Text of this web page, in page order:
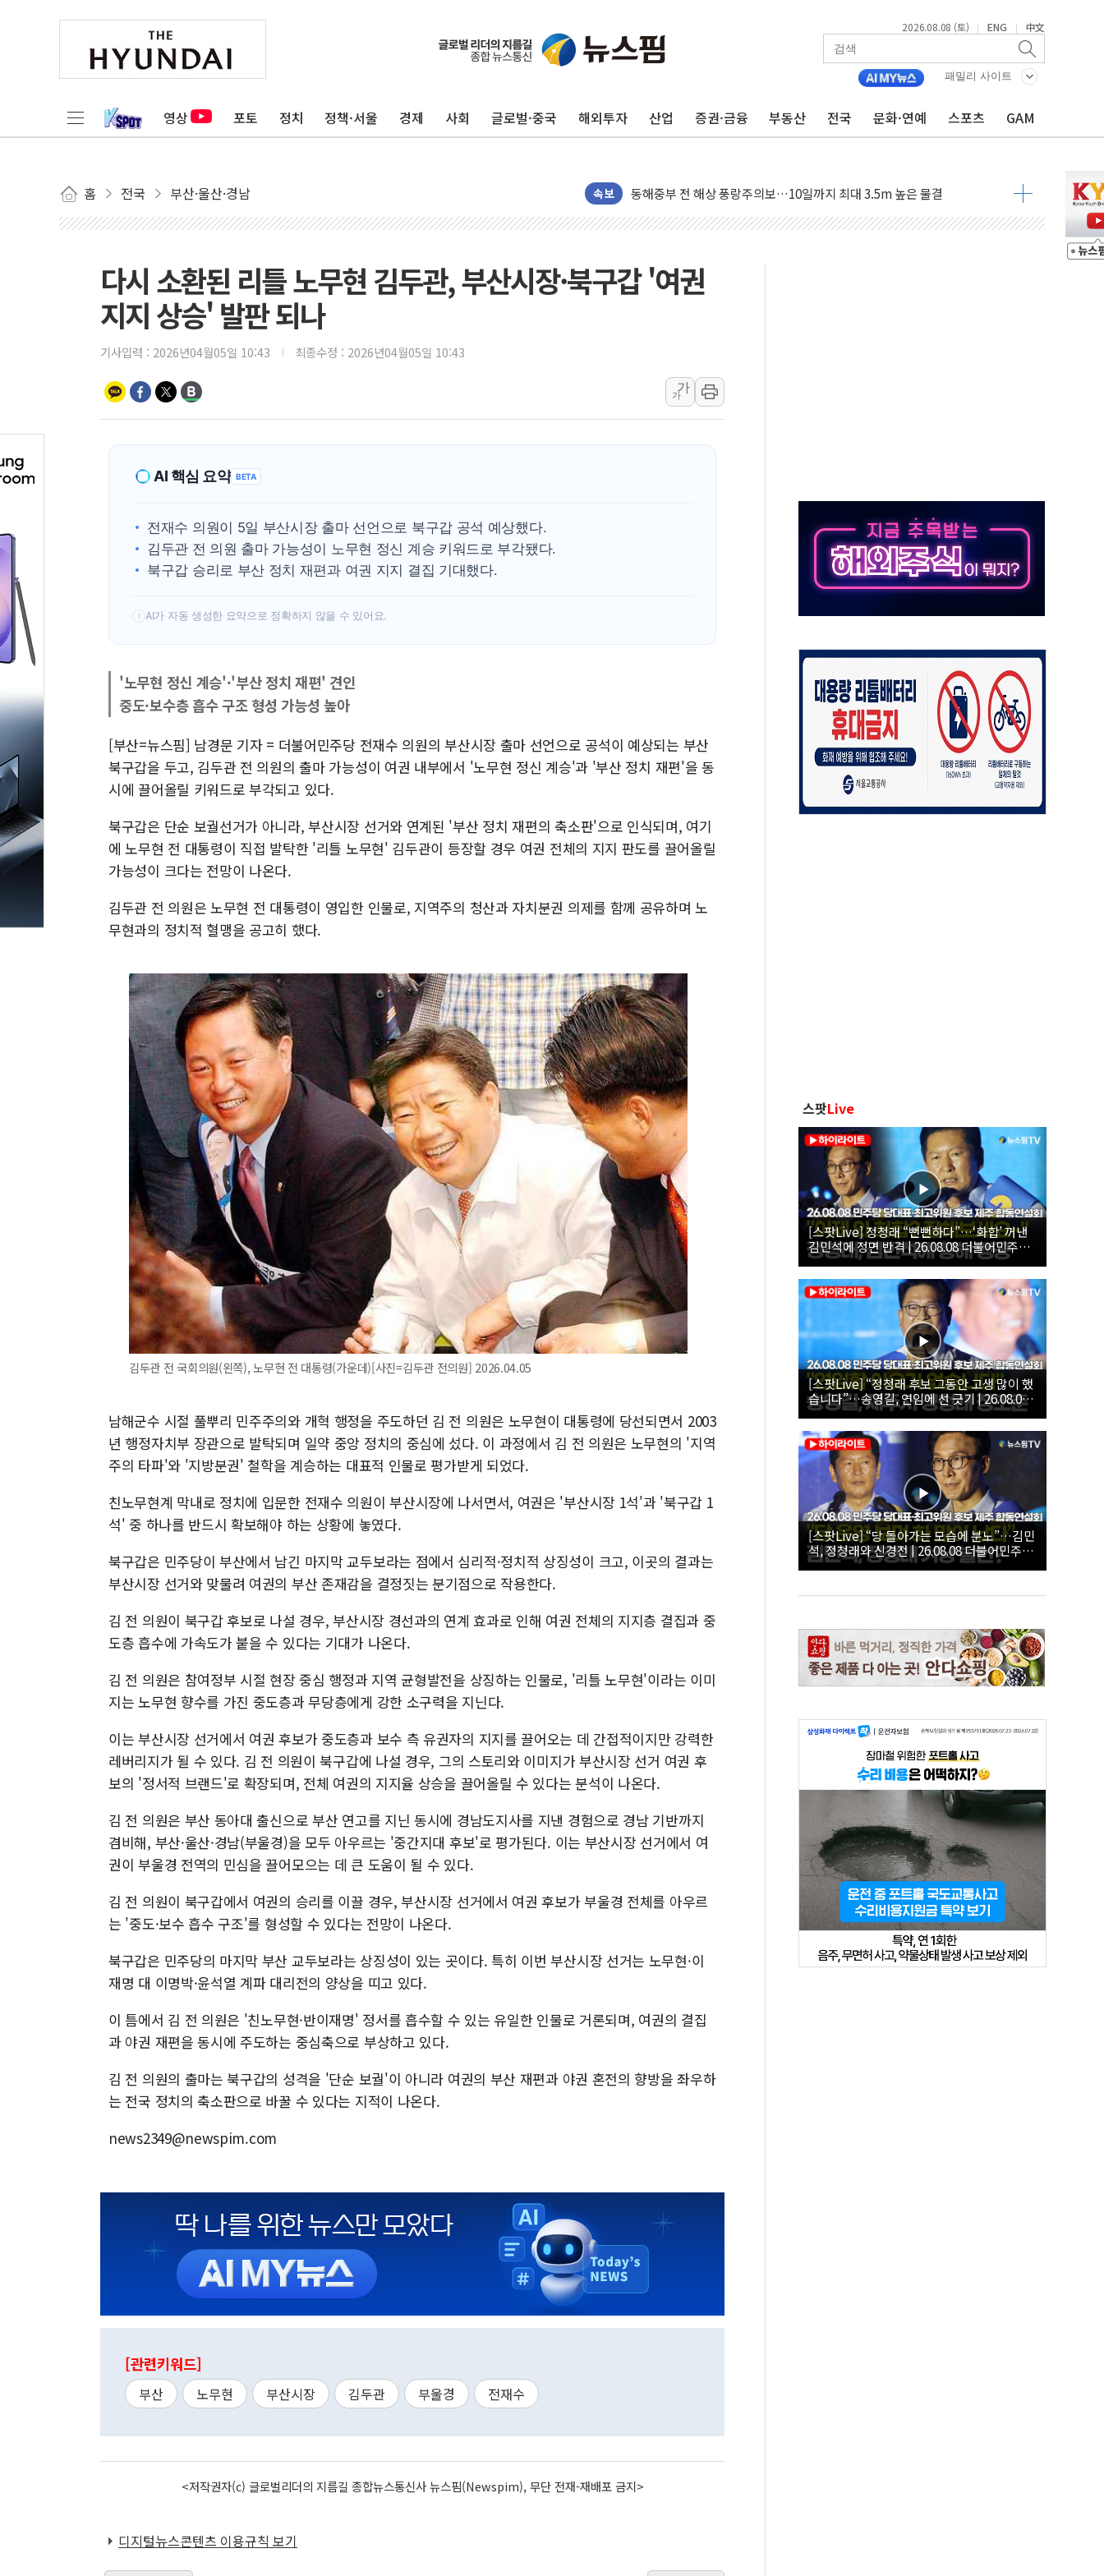
2026.08.08 (토) | ENG | 中文
패밀리 사이트
영상 포토 정치 정책·서울 경제 사회 글로벌·중국 해외투자 산업 증권·금융 부동산 전국 문화·연예 스포츠 GAM
홈 전국 부산·울산·경남 속보
'화합' 꺼낸 김민석에 '뻔뻔' 받아친 정청래…제주 연설서 신경전 고조
李대통령, ISA 개편 재검토 지시…與 "적극 환영"·野 "졸속 국정"
연일 폭염에 온열질환 사망 23명…정부, 비상대응기구 가동
中 전방위 아파트 부양, 수도 베이징도 부동산 규제 철폐
동해시, 11~14일 '별똥별 멍' 운영…페르세우스 유성우 관측
강원 중·남부 동해안 시간당 50mm 이상 폭우…호우경보 발효
'호우 특보' 경북 울진 시간당 20~30mm 강한 비...가뭄 해소될 듯
주말 무더위·열대야 지속…내륙 곳곳 소나기
한상협, 업계 개인정보 보안 새판 짠다…'자율규제단체' 타진
민주당, 오늘 제주·인천 경선 발표...김민석 '재역전' vs 정청래 '격차 확대'
뉴욕증시, 고용 쇼크에 금리 인상 우려 후퇴…S&P500 최고치
트럼프, 쿡 연준 이사 해임 재추진…"26일까지 의혹 소명" 요구
다시 소환된 리틀 노무현 김두관, 부산시장·북구갑 '여권
지지 상승' 발판 되나
기사입력 : 2026년04월05일 10:43 최종수정 : 2026년04월05일 10:43
가
가
AI 핵심 요약 BETA
전재수 의원이 5일 부산시장 출마 선언으로 북구갑 공석 예상했다.
김두관 전 의원 출마 가능성이 노무현 정신 계승 키워드로 부각됐다.
북구갑 승리로 부산 정치 재편과 여권 지지 결집 기대했다.
! AI가 자동 생성한 요약으로 정확하지 않을 수 있어요.
'노무현 정신 계승'·'부산 정치 재편' 견인
중도·보수층 흡수 구조 형성 가능성 높아
[부산=뉴스핌] 남경문 기자 = 더불어민주당 전재수 의원의 부산시장 출마 선언으로 공석이 예상되는 부산
북구갑을 두고, 김두관 전 의원의 출마 가능성이 여권 내부에서 '노무현 정신 계승'과 '부산 정치 재편'을 동
시에 끌어올릴 키워드로 부각되고 있다.
북구갑은 단순 보궐선거가 아니라, 부산시장 선거와 연계된 '부산 정치 재편의 축소판'으로 인식되며, 여기
에 노무현 전 대통령이 직접 발탁한 '리틀 노무현' 김두관이 등장할 경우 여권 전체의 지지 판도를 끌어올릴
가능성이 크다는 전망이 나온다.
김두관 전 의원은 노무현 전 대통령이 영입한 인물로, 지역주의 청산과 자치분권 의제를 함께 공유하며 노
무현과의 정치적 혈맹을 공고히 했다.
김두관 전 국회의원(왼쪽), 노무현 전 대통령(가운데)[사진=김두관 전의원] 2026.04.05
남해군수 시절 풀뿌리 민주주의와 개혁 행정을 주도하던 김 전 의원은 노무현이 대통령에 당선되면서 2003
년 행정자치부 장관으로 발탁되며 일약 중앙 정치의 중심에 섰다. 이 과정에서 김 전 의원은 노무현의 '지역
주의 타파'와 '지방분권' 철학을 계승하는 대표적 인물로 평가받게 되었다.
친노무현계 막내로 정치에 입문한 전재수 의원이 부산시장에 나서면서, 여권은 '부산시장 1석'과 '북구갑 1
석' 중 하나를 반드시 확보해야 하는 상황에 놓였다.
북구갑은 민주당이 부산에서 남긴 마지막 교두보라는 점에서 심리적·정치적 상징성이 크고, 이곳의 결과는
부산시장 선거와 맞물려 여권의 부산 존재감을 결정짓는 분기점으로 작용한다.
김 전 의원이 북구갑 후보로 나설 경우, 부산시장 경선과의 연계 효과로 인해 여권 전체의 지지층 결집과 중
도층 흡수에 가속도가 붙을 수 있다는 기대가 나온다.
김 전 의원은 참여정부 시절 현장 중심 행정과 지역 균형발전을 상징하는 인물로, '리틀 노무현'이라는 이미
지는 노무현 향수를 가진 중도층과 무당층에게 강한 소구력을 지닌다.
이는 부산시장 선거에서 여권 후보가 중도층과 보수 측 유권자의 지지를 끌어오는 데 간접적이지만 강력한
레버리지가 될 수 있다. 김 전 의원이 북구갑에 나설 경우, 그의 스토리와 이미지가 부산시장 선거 여권 후
보의 '정서적 브랜드'로 확장되며, 전체 여권의 지지율 상승을 끌어올릴 수 있다는 분석이 나온다.
김 전 의원은 부산 동아대 출신으로 부산 연고를 지닌 동시에 경남도지사를 지낸 경험으로 경남 기반까지
겸비해, 부산·울산·경남(부울경)을 모두 아우르는 '중간지대 후보'로 평가된다. 이는 부산시장 선거에서 여
권이 부울경 전역의 민심을 끌어모으는 데 큰 도움이 될 수 있다.
김 전 의원이 북구갑에서 여권의 승리를 이끌 경우, 부산시장 선거에서 여권 후보가 부울경 전체를 아우르
는 '중도·보수 흡수 구조'를 형성할 수 있다는 전망이 나온다.
북구갑은 민주당의 마지막 부산 교두보라는 상징성이 있는 곳이다. 특히 이번 부산시장 선거는 노무현·이
재명 대 이명박·윤석열 계파 대리전의 양상을 띠고 있다.
이 틈에서 김 전 의원은 '친노무현·반이재명' 정서를 흡수할 수 있는 유일한 인물로 거론되며, 여권의 결집
과 야권 재편을 동시에 주도하는 중심축으로 부상하고 있다.
김 전 의원의 출마는 북구갑의 성격을 '단순 보궐'이 아니라 여권의 부산 재편과 야권 혼전의 향방을 좌우하
는 전국 정치의 축소판으로 바꿀 수 있다는 지적이 나온다.
news2349@newspim.com
[관련키워드]
부산 노무현 부산시장 김두관 부울경 전재수
<저작권자(c) 글로벌리더의 지름길 종합뉴스통신사 뉴스핌(Newspim), 무단 전재-재배포 금지>
디지털뉴스콘텐츠 이용규칙 보기
스팟Live
[스팟Live] 정청래 “뻔뻔하다”…‘화합’ 꺼낸
김민석에 정면 반격 | 26.08.08 더불어민주당
당대표·최고위원 후보 제주 합동연설회
[스팟Live] “정청래 후보 그동안 고생 많이 했
습니다”…송영길, 연임에 선 긋기 | 26.08.08
더불어민주당 당대표·최고위원 후보 제주 합
동연설회
[스팟Live] “당 돌아가는 모습에 분노”…김민
석, 정청래와 신경전 | 26.08.08 더불어민주당
당대표·최고위원 후보 제주 합동연설회